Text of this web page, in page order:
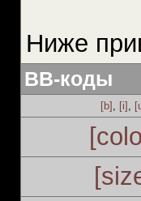
Ниже
BB-коды
[b] , [i] ,